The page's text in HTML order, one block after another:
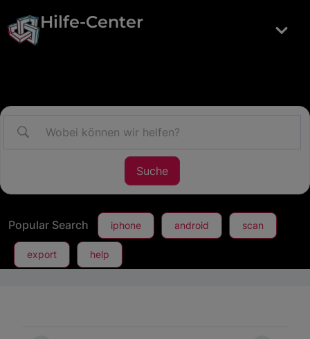
Hilfe-Center
Popular Search iphone android scan
export help